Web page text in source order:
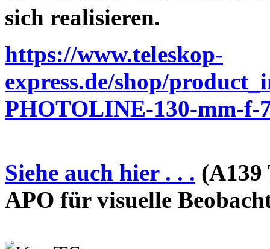
sich realisieren.
https://www.teleskop-
express.de/shop/
PHOTOLINE-130-mm-f-
Siehe auch hier . . . (A139
APO für visuelle